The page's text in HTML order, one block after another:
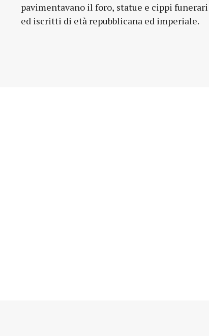
ed iscritti di età repubblicana ed imperiale.